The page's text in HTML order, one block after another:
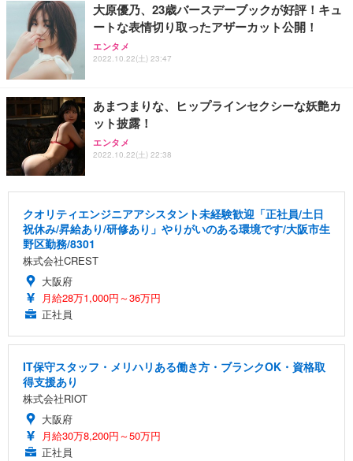
大原優乃、23歳バースデーブックが好評！キュ
ートな表情切り取ったアザーカット公開！
エンタメ
2022.10.22(土) 23:47
あまつまりな、ヒップラインセクシーな妖艶カ
ット披露！
エンタメ
2022.10.22(土) 22:38
クオリティエンジニアアシスタント未経験歓迎「正社員/土日
祝休み/昇給あり/研修あり」やりがいのある環境です/大阪市生
野区勤務/8301
株式会社CREST
大阪府
月給28万1,000円～36万円
正社員
IT保守スタッフ・メリハリある働き方・ブランクOK・資格取
得支援あり
株式会社RIOT
大阪府
月給30万8,200円～50万円
正社員